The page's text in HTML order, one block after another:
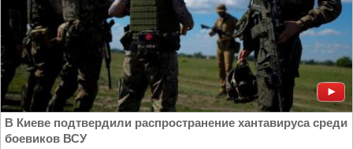
В Киеве подтвердили распространение хантавируса среди
боевиков ВСУ